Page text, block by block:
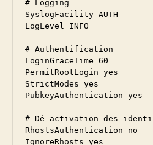
# Logging
SyslogFacility AUTH
LogLevel INFO
# Authentification
LoginGraceTime 60
PermitRootLogin yes
StrictModes yes
PubkeyAuthentication yes
# Dé-activation des
RhostsAuthentication no
IgnoreRhosts yes